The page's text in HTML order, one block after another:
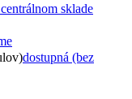
sklade
dostupná (bez